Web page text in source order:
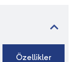
Özellikler